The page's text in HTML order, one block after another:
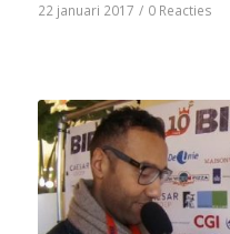
22 januari 2017 / 0 Reacties